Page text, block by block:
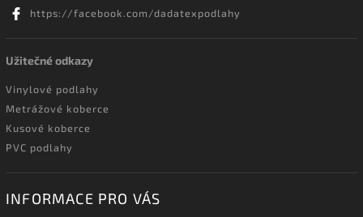
https://facebook.com/dadatexpodlahy
Užitečné odkazy
Vinylové podlahy
Metrážové koberce
Kusové koberce
PVC podlahy
INFORMACE PRO VÁS